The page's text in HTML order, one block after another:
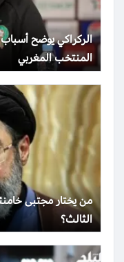
الركراكي يوضح
المنتخب المغربي
من يختار مجتبى
الثالث؟